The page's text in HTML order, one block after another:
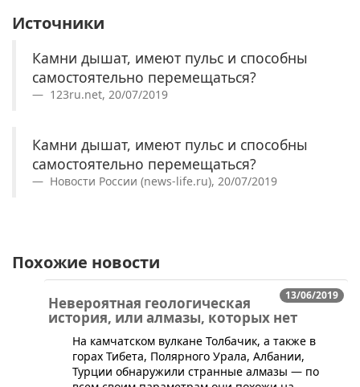
Источники
Камни дышат, имеют пульс и способны
самостоятельно перемещаться?
123ru.net, 20/07/2019
Камни дышат, имеют пульс и способны
самостоятельно перемещаться?
Новости России (news-life.ru), 20/07/2019
Похожие новости
13/06/2019
Невероятная геологическая
история, или алмазы, которых нет
​На камчатском вулкане Толбачик, а также в
горах Тибета, Полярного Урала, Албании,
Турции обнаружили странные алмазы — по